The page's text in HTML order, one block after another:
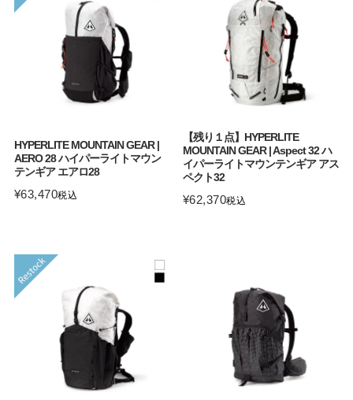
HYPERLITE MOUNTAIN GEAR |
AERO 28 ハイパーライトマウン
テンギア エアロ28
¥63,470税込
【残り１点】HYPERLITE
MOUNTAIN GEAR | Aspect 32 ハ
イパーライトマウンテンギア アス
ペクト32
¥62,370税込